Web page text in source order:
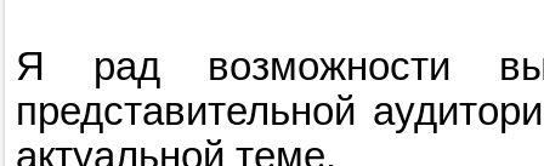
Я рад возможности
представительной
актуальной теме.